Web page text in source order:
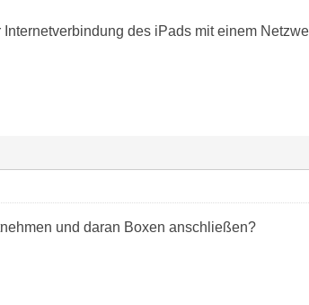
des iPads mit einem
und daran Boxen anschließen?